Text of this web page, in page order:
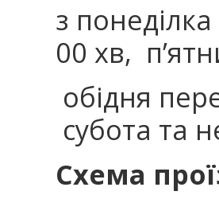
з
00 хв,
обідня
субота та
Схема